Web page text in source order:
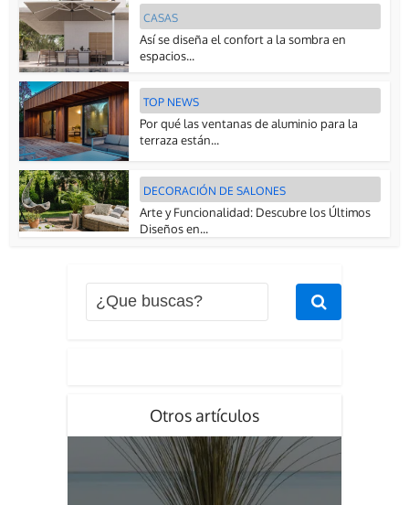
CASAS
Así se diseña el confort a la sombra en
espacios...
TOP NEWS
Por qué las ventanas de aluminio para la
terraza están...
DECORACIÓN DE SALONES
Arte y Funcionalidad: Descubre los Últimos
Diseños en...
Otros artículos